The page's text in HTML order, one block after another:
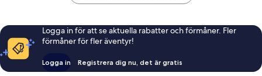
Logga in för att se aktuella rabatter och förmåner. Fler
förmåner för fler äventyr!
Logga in Registrera dig nu, det är gratis